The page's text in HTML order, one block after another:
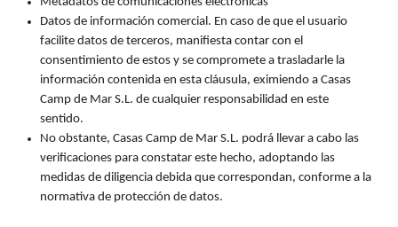
Datos de información comercial. En caso de que el usuario
facilite datos de terceros, manifiesta contar con el
consentimiento de estos y se compromete a trasladarle la
información contenida en esta cláusula, eximiendo a Casas
Camp de Mar S.L. de cualquier responsabilidad en este
sentido.
No obstante, Casas Camp de Mar S.L. podrá llevar a cabo las
verificaciones para constatar este hecho, adoptando las
medidas de diligencia debida que correspondan, conforme a la
normativa de protección de datos.